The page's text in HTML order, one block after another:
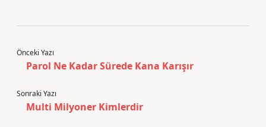
Önceki Yazı
Parol Ne Kadar Sürede Kana Karışır
Sonraki Yazı
Multi Milyoner Kimlerdir